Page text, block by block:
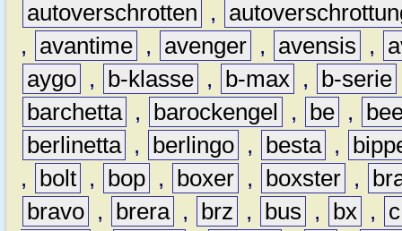
autoverschrotten
,
,
avantime , avenger , avensis ,
aygo , b-klasse , b-max , b-serie
barchetta , barockengel , be ,
berlinetta , berlingo , besta ,
,
bolt , bop , boxer , boxster ,
bravo , brera , brz , bus , bx ,
c